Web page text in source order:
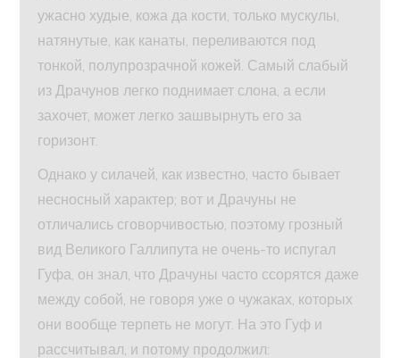
ужасно худые, кожа да кости, только мускулы,
натянутые, как канаты, переливаются под
тонкой, полупрозрачной кожей. Самый слабый
из Драчунов легко поднимает слона, а если
захочет, может легко зашвырнуть его за
горизонт.
Однако у силачей, как известно, часто бывает
несносный характер; вот и Драчуны не
отличались сговорчивостью, поэтому грозный
вид Великого Галлипута не очень-то испугал
Гуфа, он знал, что Драчуны часто ссорятся даже
между собой, не говоря уже о чужаках, которых
они вообще терпеть не могут. На это Гуф и
рассчитывал, и потому продолжил: